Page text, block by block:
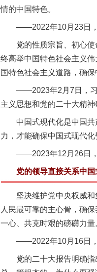
情的中国特色。
——2022年10月23日，
党的性质宗旨、初心使
终高举中国特色社会主义
国特色社会主义道路，确
——2023年2月7日，习近
主义思想和党的二十大精
中国式现代化是中国共
力，才能确保中国式现代化
——2023年12月26日，
党的领导直接关系中国
坚决维护党中央权威和
人民最可靠的主心骨，确
一心、共克时艰的磅礴力量
——2022年10月16日，
党的二十大报告明确指出